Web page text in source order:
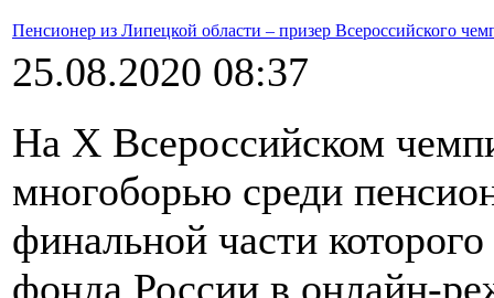
Пенсионер из Липецкой области – призер Всероссийского
25.08.2020 08:37
На X Всероссийском
многоборью среди
финальной части
фонда России в онлайн-